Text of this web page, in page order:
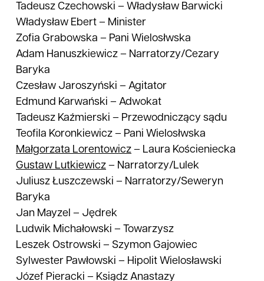
Tadeusz Czechowski – Władysław Barwicki
Władysław Ebert – Minister
Zofia Grabowska – Pani Wielosłwska
Adam Hanuszkiewicz – Narratorzy/Cezary
Baryka
Czesław Jaroszyński – Agitator
Edmund Karwański – Adwokat
Tadeusz Kaźmierski – Przewodniczący sądu
Teofila Koronkiewicz – Pani Wielosłwska
Małgorzata Lorentowicz – Laura Kościeniecka
Gustaw Lutkiewicz – Narratorzy/Lulek
Juliusz Łuszczewski – Narratorzy/Seweryn
Baryka
Jan Mayzel – Jędrek
Ludwik Michałowski – Towarzysz
Leszek Ostrowski – Szymon Gajowiec
Sylwester Pawłowski – Hipolit Wielosławski
Józef Pieracki – Ksiądz Anastazy